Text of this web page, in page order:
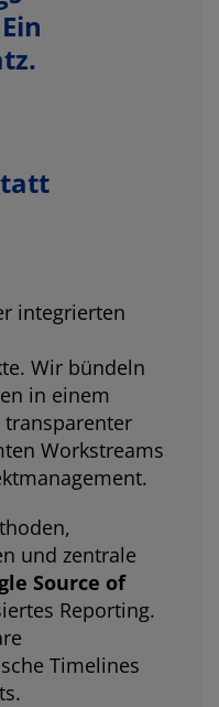
integrierten
Wir bündeln
in einem
Workstreams
und zentrale
Source of
Reporting.
Timelines